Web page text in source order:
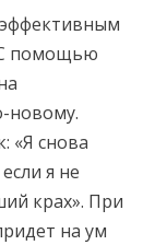
С помощью
новому.
«Я снова
я не
крах». При
на ум